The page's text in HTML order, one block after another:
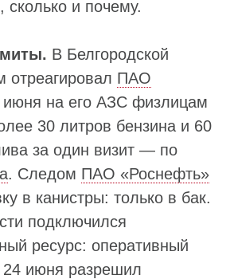
сколько и почему.
В Белгородской
отреагировал ПАО
на его АЗС физлицам
30 литров бензина и 60
за один визит — по
. Следом ПАО «Роснефть»
в канистры: только в бак.
подключился
ресурс: оперативный
24 июня разрешил